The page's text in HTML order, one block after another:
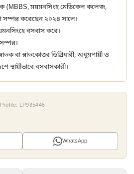
(MBBS, ময়মনসিংহ মেডিকেল কলেজ,
সম্পন্ন করেছেন ২০২৪ সালে।
বসবাস করে।
বা স্নাতকোত্তর ডিগ্রিধারী, অধূমপায়ী ও
স্থায়ীভাবে বসবাসকারী।
Profile: LP985446
WhatsApp